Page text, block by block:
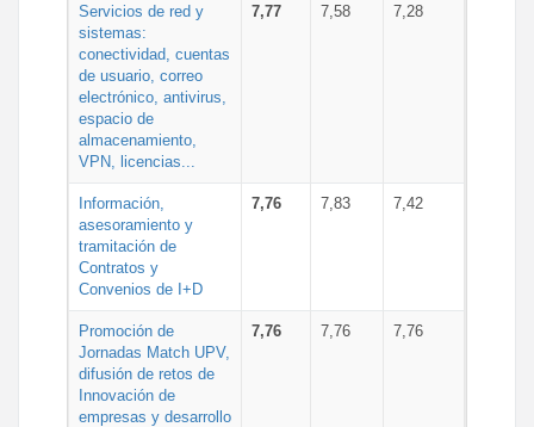
Servicios de red y
sistemas:
conectividad, cuentas
de usuario, correo
electrónico, antivirus,
espacio de
almacenamiento,
VPN, licencias...
7,77 7,58 7,28
Información,
asesoramiento y
tramitación de
Contratos y
Convenios de I+D
7,76 7,83 7,42
Promoción de
Jornadas Match UPV,
difusión de retos de
Innovación de
empresas y desarrollo
7,76 7,76 7,76